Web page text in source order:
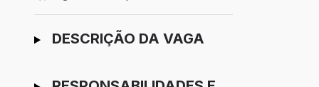
Ir para candidatura
DESCRIÇÃO DA VAGA